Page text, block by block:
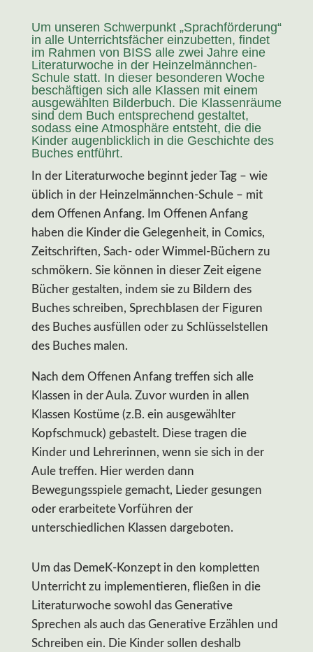
Um unseren Schwerpunkt „Sprachförderung“
in alle Unterrichtsfächer einzubetten, findet
im Rahmen von BISS alle zwei Jahre eine
Literaturwoche in der Heinzelmännchen-
Schule statt. In dieser besonderen Woche
beschäftigen sich alle Klassen mit einem
ausgewählten Bilderbuch. Die Klassenräume
sind dem Buch entsprechend gestaltet,
sodass eine Atmosphäre entsteht, die die
Kinder augenblicklich in die Geschichte des
Buches entführt.
In der Literaturwoche beginnt jeder Tag – wie
üblich in der Heinzelmännchen-Schule – mit
dem Offenen Anfang. Im Offenen Anfang
haben die Kinder die Gelegenheit, in Comics,
Zeitschriften, Sach- oder Wimmel-Büchern zu
schmökern. Sie können in dieser Zeit eigene
Bücher gestalten, indem sie zu Bildern des
Buches schreiben, Sprechblasen der Figuren
des Buches ausfüllen oder zu Schlüsselstellen
des Buches malen.
Nach dem Offenen Anfang treffen sich alle
Klassen in der Aula. Zuvor wurden in allen
Klassen Kostüme (z.B. ein ausgewählter
Kopfschmuck) gebastelt. Diese tragen die
Kinder und Lehrerinnen, wenn sie sich in der
Aule treffen. Hier werden dann
Bewegungsspiele gemacht, Lieder gesungen
oder erarbeitete Vorführen der
unterschiedlichen Klassen dargeboten.
Um das DemeK-Konzept in den kompletten
Unterricht zu implementieren, fließen in die
Literaturwoche sowohl das Generative
Sprechen als auch das Generative Erzählen und
Schreiben ein. Die Kinder sollen deshalb